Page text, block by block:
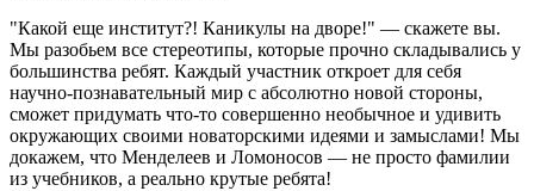
"Какой еще институт?! Каникулы на дворе!" — скажете вы.
Мы разобьем все стереотипы, которые прочно складывались у
большинства ребят. Каждый участник откроет для себя
научно-познавательный мир с абсолютно новой стороны,
сможет придумать что-то совершенно необычное и удивить
окружающих своими новаторскими идеями и замыслами! Мы
докажем, что Менделеев и Ломоносов — не просто фамилии
из учебников, а реально крутые ребята!